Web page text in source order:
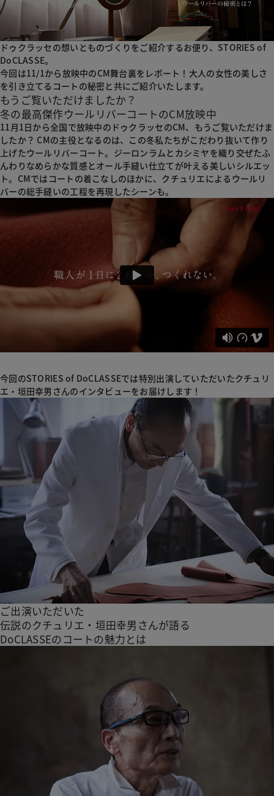
ドゥクラッセの想いとものづくりをご紹介するお便り、STORIES of
DoCLASSE。
今回は11/1から放映中のCM舞台裏をレポート！大人の女性の美しさ
を引き立てるコートの秘密と共にご紹介いたします。
もうご覧いただけましたか？
冬の最高傑作ウールリバーコートのCM放映中
11月1日から全国で放映中のドゥクラッセのCM、もうご覧いただけま
したか？ CMの主役となるのは、この冬私たちがこだわり抜いて作り
上げたウールリバーコート。ジーロンラムとカシミヤを織り交ぜたふ
んわりなめらかな質感とオール手縫い仕立てが叶える美しいシルエッ
ト。CMではコートの着こなしのほかに、クチュリエによるウールリ
バーの総手縫いの工程を再現したシーンも。
今回のSTORIES of DoCLASSEでは特別出演していただいたクチュリ
エ・垣田幸男さんのインタビューをお届けします！
ご出演いただいた
伝説のクチュリエ・垣田幸男さんが語る
DoCLASSEのコートの魅力とは